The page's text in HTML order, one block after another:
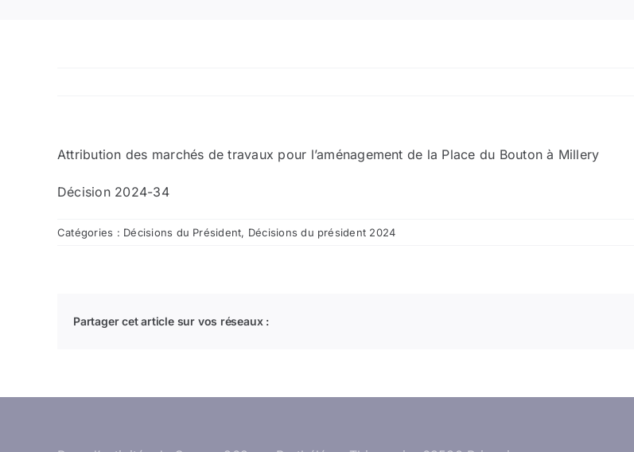
Attribution des marchés de travaux pour l’aménagement de la Place du Bouton à Millery
Décision 2024-34
Catégories : Décisions du Président, Décisions du président 2024
Partager cet article sur vos réseaux :